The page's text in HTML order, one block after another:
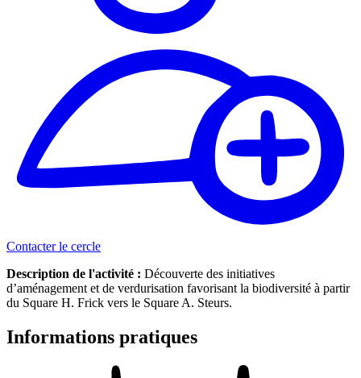
Contacter le cercle
Description de l'activité : Découverte des initiatives
d’aménagement et de verdurisation favorisant la biodiversité à partir
du Square H. Frick vers le Square A. Steurs.
Informations pratiques